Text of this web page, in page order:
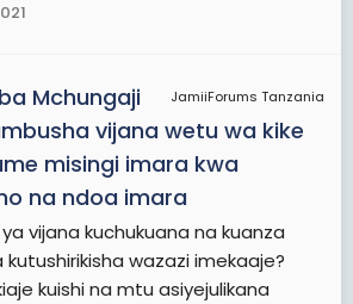
JamiiForums Tanzania
Mchungaji
vijana wetu wa kike
misingi imara kwa
na ndoa imara
vijana kuchukuana na kuanza
wazazi imekaaje?
kuishi na mtu asiyejulikana